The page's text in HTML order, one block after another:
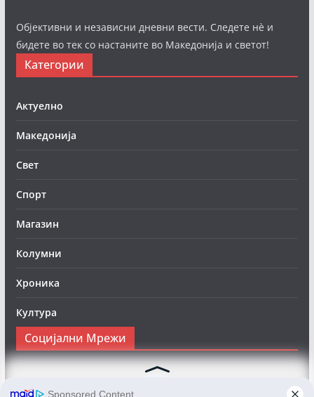
Објективни и независни дневни вести. Следете нè и
бидете во тек со настаните во Македонија и светот!
Категории
Актуелно
Македонија
Свет
Спорт
Магазин
Колумни
Хроника
Култура
Социјални Мрежи